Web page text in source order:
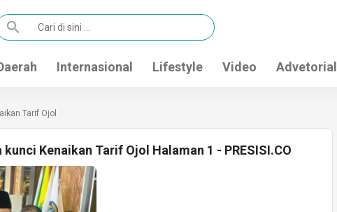
search
Internasional Lifestyle Video Advetorial
Tarif Ojol
Kenaikan Tarif Ojol Halaman 1 - PRESISI.CO